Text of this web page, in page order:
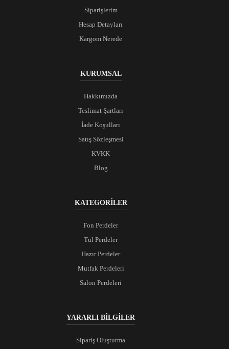
Siparişlerim
Hesap Detayları
Kargom Nerede
KURUMSAL
Hakkımızda
Teslimat Şartları
İade Koşulları
Satış Sözleşmesi
KVKK
Blog
KATEGORİLER
Fon Perdeler
Tül Perdeler
Hazır Perdeler
Mutfak Perdeleri
Salon Perdeleri
YARARLI BİLGİLER
Sipariş Oluşturma